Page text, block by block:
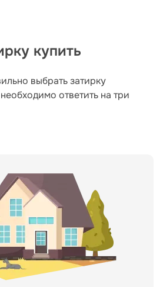
купить
выбрать затирку
ответить на три